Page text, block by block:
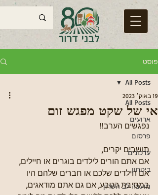
פוסט
All Posts
ארועים
פרסום
עדכונים
ביטחון
מועצה לב השרון
All Posts
אי של שקט מפגש זום
19 באוק׳ 2023
נפגשים הערב!!
תושבים יקרים,
אם אתם הורים לילדים בוגרים או חיילים,
אם הילדים שלכם או חברים שלהם היו
במסיבת הטבע, אם גם אתם מודאגים,